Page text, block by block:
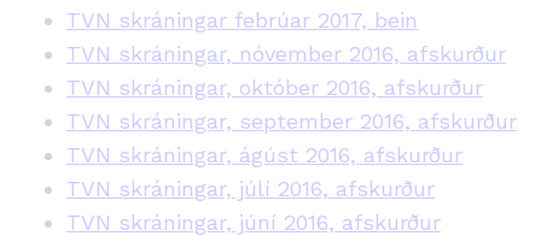
TVN skráningar febrúar 2017, bein
TVN skráningar, nóvember 2016, afskurður
TVN skráningar, október 2016, afskurður
TVN skráningar, september 2016, afskurður
TVN skráningar, ágúst 2016, afskurður
TVN skráningar, júlí 2016, afskurður
TVN skráningar, júní 2016, afskurður